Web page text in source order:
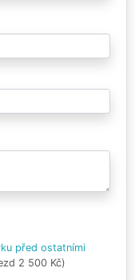
před ostatními
2 500 Kč)